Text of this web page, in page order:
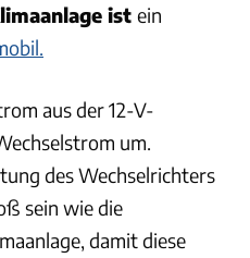
ist ein
aus der 12-V-
um.
des Wechselrichters
sein wie die
damit diese